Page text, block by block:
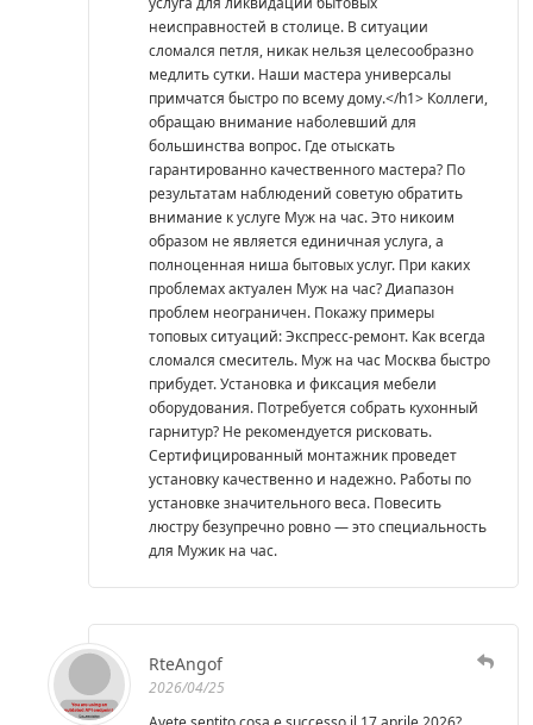
неисправностей в столице. В ситуации
сломался петля, никак нельзя целесообразно
медлить сутки. Наши мастера универсалы
примчатся быстро по всему дому.</h1> Коллеги,
обращаю внимание наболевший для
большинства вопрос. Где отыскать
гарантированно качественного мастера? По
результатам наблюдений советую обратить
внимание к услуге Муж на час. Это никоим
образом не является единичная услуга, а
полноценная ниша бытовых услуг. При каких
проблемах актуален Муж на час? Диапазон
проблем неограничен. Покажу примеры
топовых ситуаций: Экспресс-ремонт. Как всегда
сломался смеситель. Муж на час Москва быстро
прибудет. Установка и фиксация мебели
оборудования. Потребуется собрать кухонный
гарнитур? Не рекомендуется рисковать.
Сертифицированный монтажник проведет
установку качественно и надежно. Работы по
установке значительного веса. Повесить
люстру безупречно ровно — это специальность
для Мужик на час.
RteAngof
2026/04/25